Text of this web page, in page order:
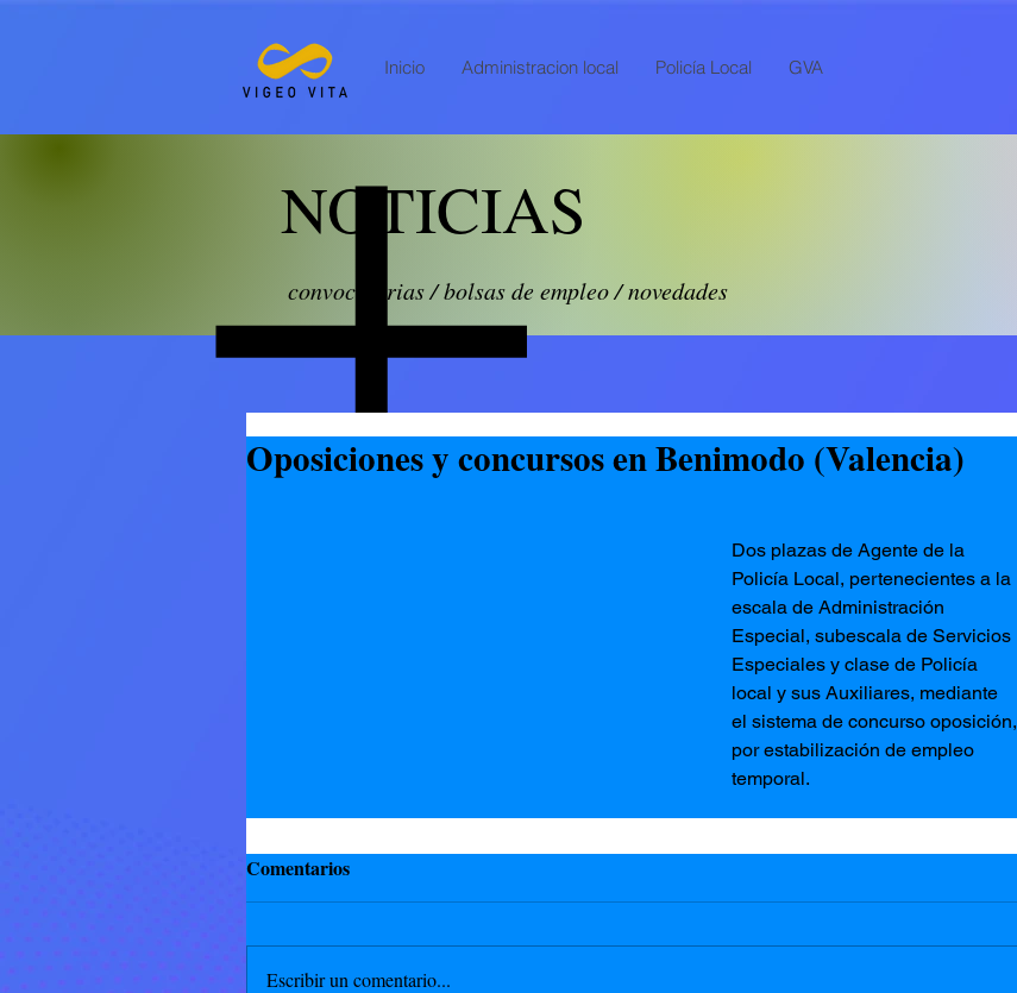
Inicio Administracion local Policía Local GVA
NOTICIAS
convocatorias / bolsas de empleo / novedades
Oposiciones y concursos en Benimodo (Valencia)
Dos plazas de Agente de la
Policía Local, pertenecientes a la
escala de Administración
Especial, subescala de Servicios
Especiales y clase de Policía
local y sus Auxiliares, mediante
el sistema de concurso oposición,
por estabilización de empleo
temporal.
Comentarios
Escribir un comentario...